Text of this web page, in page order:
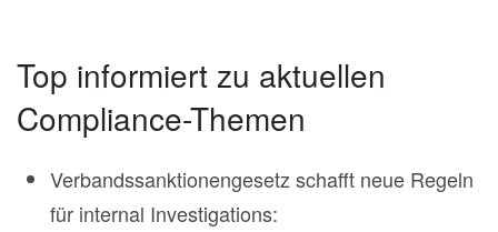
Top informiert zu aktuellen
Compliance-Themen
Verbandssanktionengesetz schafft neue Regeln
für internal Investigations: